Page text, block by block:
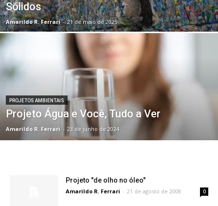
Sólidos
Amarildo R. Ferrari - 21 de maio de 2025
PROJETOS AMBIENTAIS
Projeto Água e Você, Tudo a Ver
Amarildo R. Ferrari - 23 de junho de 2024
Projeto "de olho no óleo"
Amarildo R. Ferrari - 21 de agosto de 2008 0